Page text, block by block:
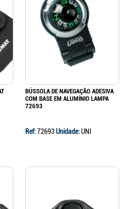
BÚSSOLA DE NAVEGAÇÃO ADESIVA
COM BASE EM ALUMÍNIO LAMPA
72693
Ref:72693Unidade:UNI